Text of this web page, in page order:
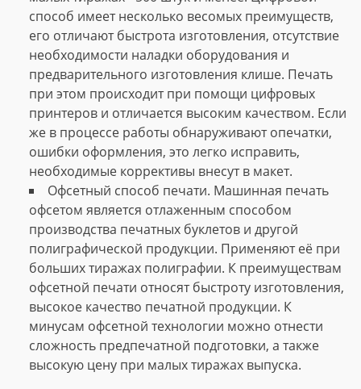
способ имеет несколько весомых преимуществ,
его отличают быстрота изготовления, отсутствие
необходимости наладки оборудования и
предварительного изготовления клише. Печать
при этом происходит при помощи цифровых
принтеров и отличается высоким качеством. Если
же в процессе работы обнаруживают опечатки,
ошибки оформления, это легко исправить,
необходимые коррективы внесут в макет.
Офсетный способ печати. Машинная печать
офсетом является отлаженным способом
производства печатных буклетов и другой
полиграфической продукции. Применяют её при
больших тиражах полиграфии. К преимуществам
офсетной печати относят быстроту изготовления,
высокое качество печатной продукции. К
минусам офсетной технологии можно отнести
сложность предпечатной подготовки, а также
высокую цену при малых тиражах выпуска.